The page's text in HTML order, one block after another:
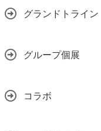
グランドトライン
グループ個展
コラボ